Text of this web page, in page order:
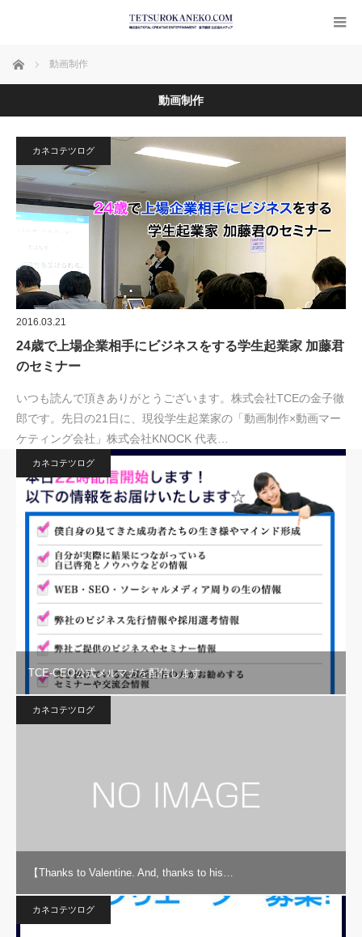
ホーム 動画制作
動画制作
カネコテツログ
2016.03.21
24歳で上場企業相手にビジネスをする学生起業家 加藤君
のセミナー
いつも読んで頂きありがとうございます。株式会社TCEの金子徹
郎です。先日の21日に、現役学生起業家の「動画制作×動画マー
ケティング会社」株式会社KNOCK 代表…
カネコテツログ
TCE-CEO公式メルマガを配信します
カネコテツログ
【Thanks to Valentine. And, thanks to his…
カネコテツログ